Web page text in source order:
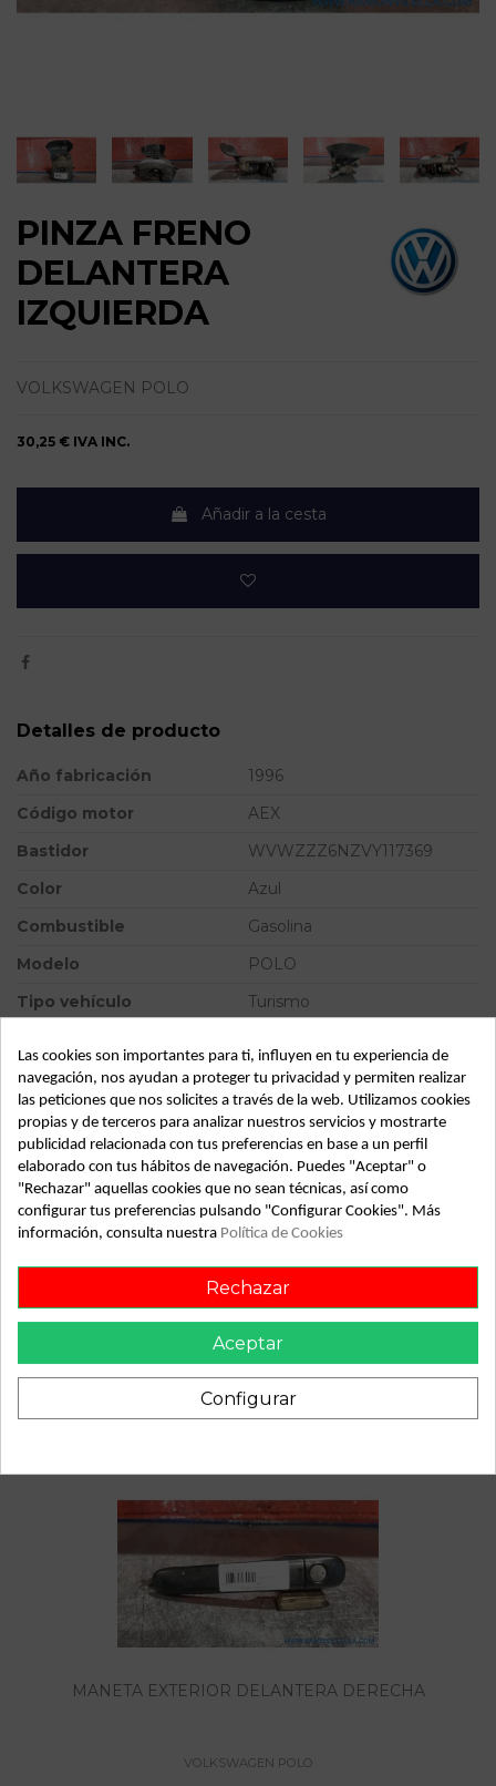
PINZA FRENO
DELANTERA
IZQUIERDA
VOLKSWAGEN POLO
30,25 € IVA INC.
Añadir a la cesta
Detalles de producto
Año fabricación
1996
Código motor
AEX
Bastidor
WVWZZZ6NZVY117369
Color
Azul
Combustible
Gasolina
Modelo
POLO
Tipo vehículo
Turismo
SubAlmacén
372
SubSubAlmacén
100029450
ID: 778737
Fecha disponible: 2022-04-04
Descripción
Recambio de pinza freno delantera izquierda para
volkswagen polo referencia OEM IAM
MANETA EXTERIOR DELANTERA DERECHA
VOLKSWAGEN POLO
Las cookies son importantes para ti, influyen en tu experiencia de
navegación, nos ayudan a proteger tu privacidad y permiten realizar
las peticiones que nos solicites a través de la web. Utilizamos cookies
propias y de terceros para analizar nuestros servicios y mostrarte
publicidad relacionada con tus preferencias en base a un perfil
elaborado con tus hábitos de navegación. Puedes "Aceptar" o
"Rechazar" aquellas cookies que no sean técnicas, así como
configurar tus preferencias pulsando "Configurar Cookies". Más
información, consulta nuestra Política de Cookies
Rechazar
Aceptar
Configurar